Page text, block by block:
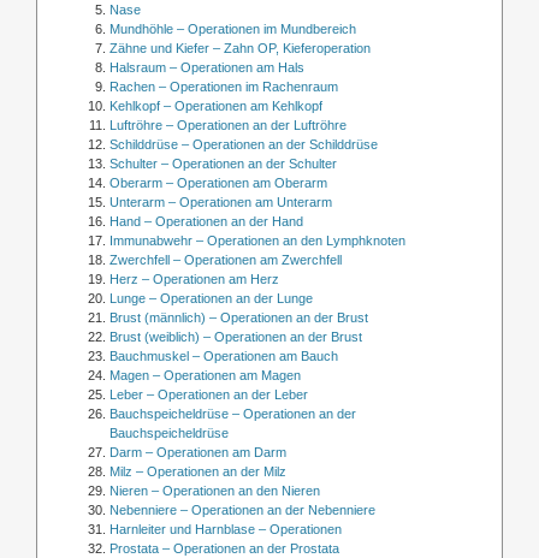
Nase
Mundhöhle – Operationen im Mundbereich
Zähne und Kiefer – Zahn OP, Kieferoperation
Halsraum – Operationen am Hals
Rachen – Operationen im Rachenraum
Kehlkopf – Operationen am Kehlkopf
Luftröhre – Operationen an der Luftröhre
Schilddrüse – Operationen an der Schilddrüse
Schulter – Operationen an der Schulter
Oberarm – Operationen am Oberarm
Unterarm – Operationen am Unterarm
Hand – Operationen an der Hand
Immunabwehr – Operationen an den Lymphknoten
Zwerchfell – Operationen am Zwerchfell
Herz – Operationen am Herz
Lunge – Operationen an der Lunge
Brust (männlich) – Operationen an der Brust
Brust (weiblich) – Operationen an der Brust
Bauchmuskel – Operationen am Bauch
Magen – Operationen am Magen
Leber – Operationen an der Leber
Bauchspeicheldrüse – Operationen an der
Bauchspeicheldrüse
Darm – Operationen am Darm
Milz – Operationen an der Milz
Nieren – Operationen an den Nieren
Nebenniere – Operationen an der Nebenniere
Harnleiter und Harnblase – Operationen
Prostata – Operationen an der Prostata